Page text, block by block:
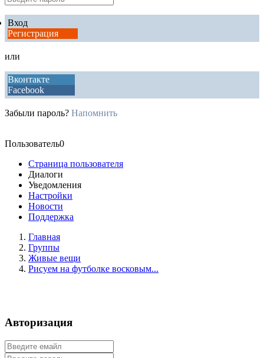
Вход
Регистрация
или
Вконтакте
Facebook
Забыли пароль? Напомнить
Пользователь0
Страница пользователя
Диалоги
Уведомления
Настройки
Новости
Поддержка
Главная
Группы
Живые вещи
Рисуем на футболке восковым...
Авторизация